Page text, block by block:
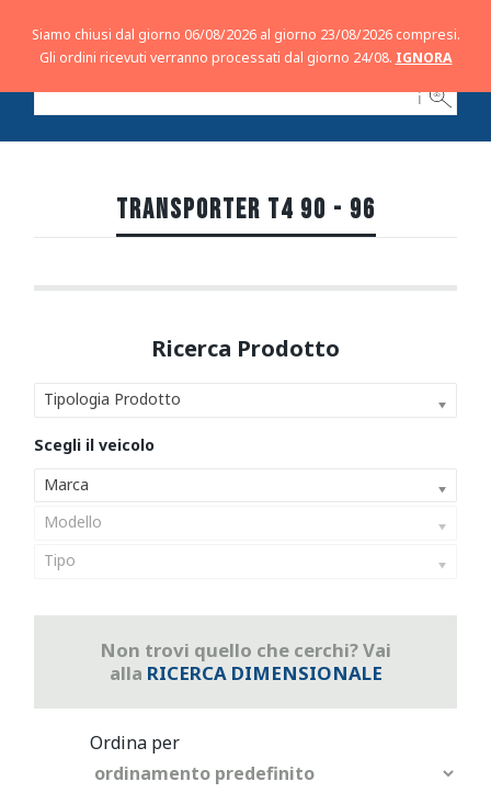
ℹ
TRANSPORTER T4 90 - 96
Tipologia Prodotto
Marca
Modello
Tipo
Non trovi quello che cerchi? Vai
alla RICERCA DIMENSIONALE
Siamo chiusi dal giorno 06/08/2026 al giorno 23/08/2026 compresi.
Gli ordini ricevuti verranno processati dal giorno 24/08. IGNORA